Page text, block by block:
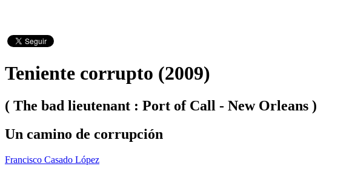
Teniente corrupto (2009)
( The bad lieutenant : Port of Call - New Orleans )
Un camino de corrupción
Francisco Casado López